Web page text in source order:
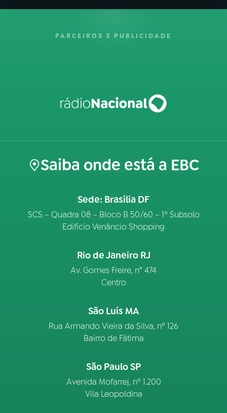
PARCEIROS E PUBLICIDADE
Saiba onde está a EBC
Sede: Brasília DF
SCS – Quadra 08 – Bloco B 50/60 – 1º Subsolo
Edifício Venâncio Shopping
Rio de Janeiro RJ
Av. Gomes Freire, n° 474
Centro
São Luís MA
Rua Armando Vieira da Silva, nº 126
Bairro de Fátima
São Paulo SP
Avenida Mofarrej, nº 1.200
Vila Leopoldina